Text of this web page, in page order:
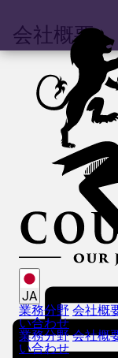
JA
業務分野 会社概
い合わせ
業務分野 会社概
い合わせ
会社概要